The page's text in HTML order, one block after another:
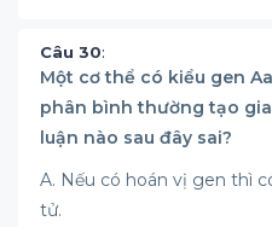
Câu 30:
Một cơ thể có kiểu gen
phân bình thường tạo
luận nào sau đây sai?
A. Nếu có hoán vị gen thì
tử.